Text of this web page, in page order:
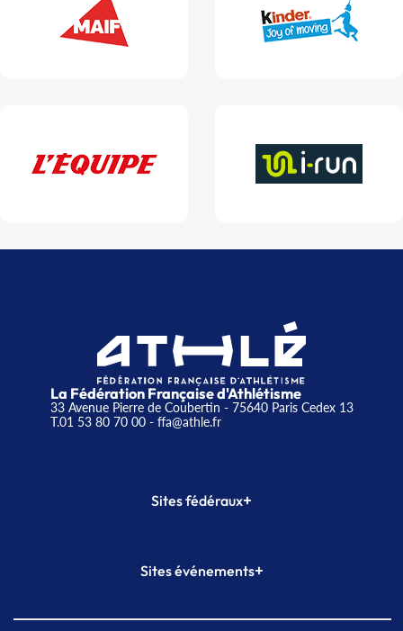
La Fédération Française d'Athlétisme
33 Avenue Pierre de Coubertin - 75640 Paris Cedex 13
T.01 53 80 70 00- ffa@athle.fr
Sites fédéraux+
Plateforme Formation
Sites événements+
Meeting de Paris indoor